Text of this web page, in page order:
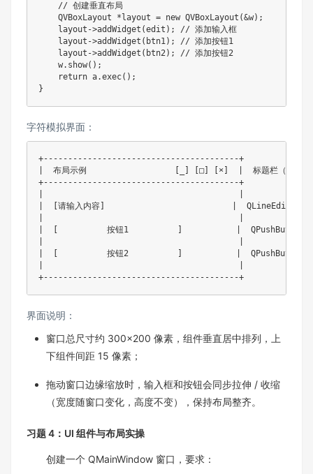
    // 创建垂直布局
    QVBoxLayout *layout = new QVBoxLayout(&w);
    layout->addWidget(edit); // 添加输入框
    layout->addWidget(btn1); // 添加按钮1
    layout->addWidget(btn2); // 添加按钮2
    w.show();
    return a.exec();
}
字符模拟界面：
+----------------------------------------+
|  布局示例                  [_] [□] [×]  |  标题栏（宽300像素
+----------------------------------------+
|  [请输入内容]                          |  QLineEdit（高30像素
|  [          按钮1          ]           |  QPushButton（高35像
|  [          按钮2          ]           |  QPushButton（与按钮
+----------------------------------------+
界面说明：​
窗口总尺寸约 300×200 像素，组件垂直居中排列，上
下组件间距 15 像素；​
拖动窗口边缘缩放时，输入框和按钮会同步拉伸 / 收缩
（宽度随窗口变化，高度不变），保持布局整齐。
习题 4：UI 组件与布局实操​
创建一个 QMainWindow 窗口，要求：​